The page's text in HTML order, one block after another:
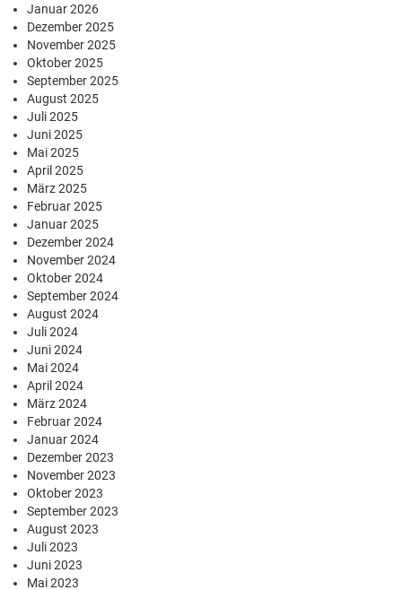
Januar 2026
Dezember 2025
November 2025
Oktober 2025
September 2025
August 2025
Juli 2025
Juni 2025
Mai 2025
April 2025
März 2025
Februar 2025
Januar 2025
Dezember 2024
November 2024
Oktober 2024
September 2024
August 2024
Juli 2024
Juni 2024
Mai 2024
April 2024
März 2024
Februar 2024
Januar 2024
Dezember 2023
November 2023
Oktober 2023
September 2023
August 2023
Juli 2023
Juni 2023
Mai 2023